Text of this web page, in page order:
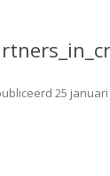
25 januari